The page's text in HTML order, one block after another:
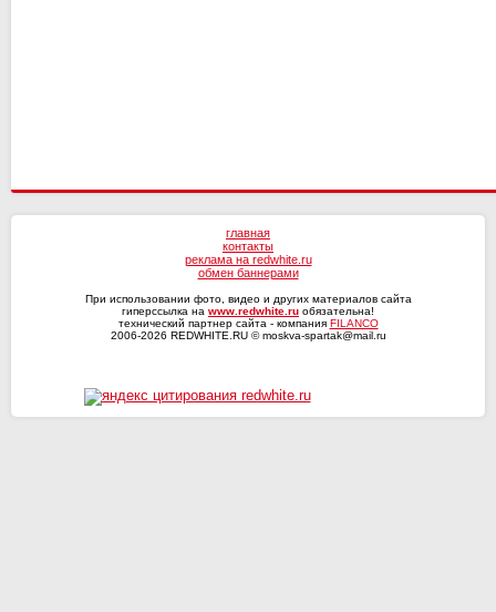
главная
контакты
реклама на redwhite.ru
обмен баннерами
При использовании фото, видео и других материалов сайта
гиперссылка на www.redwhite.ru обязательна!
технический партнер сайта - компания FILANCO
2006-2026 REDWHITE.RU © moskva-spartak@mail.ru